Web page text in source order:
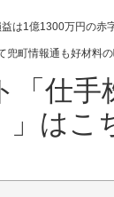
は1億1300万円の
町情報通も好材料
「仕手
」はこ